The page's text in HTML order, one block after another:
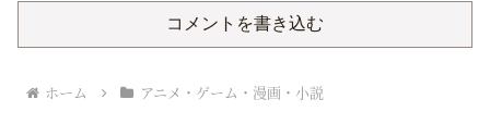
コメントを書き込む
ホーム アニメ・ゲーム・漫画・小説